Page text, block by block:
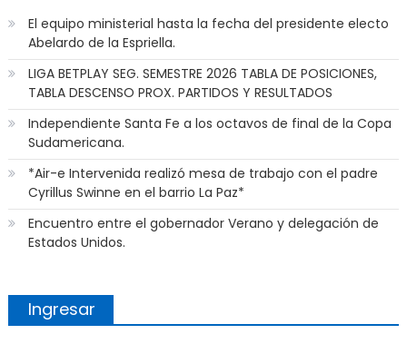
El equipo ministerial hasta la fecha del presidente electo
Abelardo de la Espriella.
LIGA BETPLAY SEG. SEMESTRE 2026 TABLA DE POSICIONES,
TABLA DESCENSO PROX. PARTIDOS Y RESULTADOS
Independiente Santa Fe a los octavos de final de la Copa
Sudamericana.
*Air-e Intervenida realizó mesa de trabajo con el padre
Cyrillus Swinne en el barrio La Paz*
Encuentro entre el gobernador Verano y delegación de
Estados Unidos.
Ingresar